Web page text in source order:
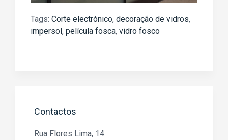
Tags: Corte electrónico, decoração de vidros,
impersol, película fosca, vidro fosco
Contactos
Rua Flores Lima, 14